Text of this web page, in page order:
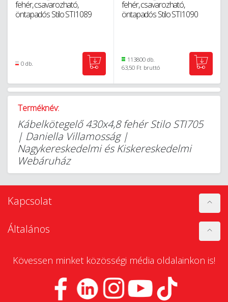
fehér, csavarozható,
öntapadós Stilo STI1089
0 db.
fehér, csavarozható,
öntapadós Stilo STI1090
113800 db.
63,50 Ft bruttó
Terméknév:
Kábelkötegelő 430x4,8 fehér Stilo STI705
| Daniella Villamosság |
Nagykereskedelmi és Kiskereskedelmi
Webáruház
Kapcsolat
Általános
Kövessen minket közösségi média oldalainkon is!